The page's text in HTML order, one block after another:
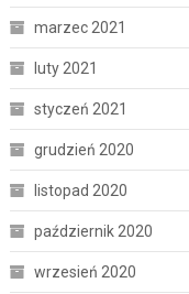
marzec 2021
luty 2021
styczeń 2021
grudzień 2020
listopad 2020
październik 2020
wrzesień 2020